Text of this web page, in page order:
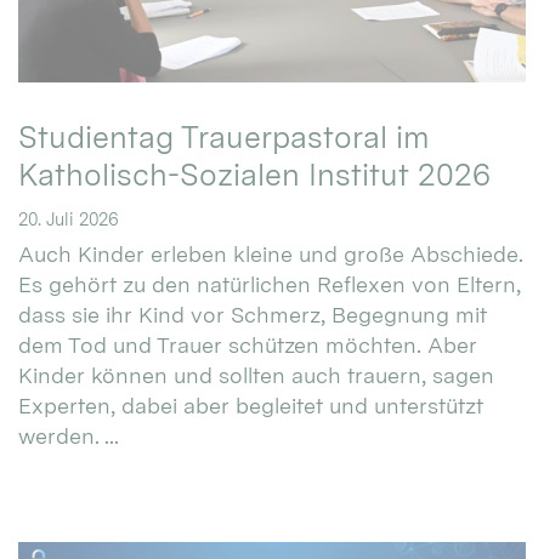
Studientag Trauerpastoral im
Katholisch-Sozialen Institut 2026
20. Juli 2026
Auch Kinder erleben kleine und große Abschiede.
Es gehört zu den natürlichen Reflexen von Eltern,
dass sie ihr Kind vor Schmerz, Begegnung mit
dem Tod und Trauer schützen möchten. Aber
Kinder können und sollten auch trauern, sagen
Experten, dabei aber begleitet und unterstützt
werden. ...